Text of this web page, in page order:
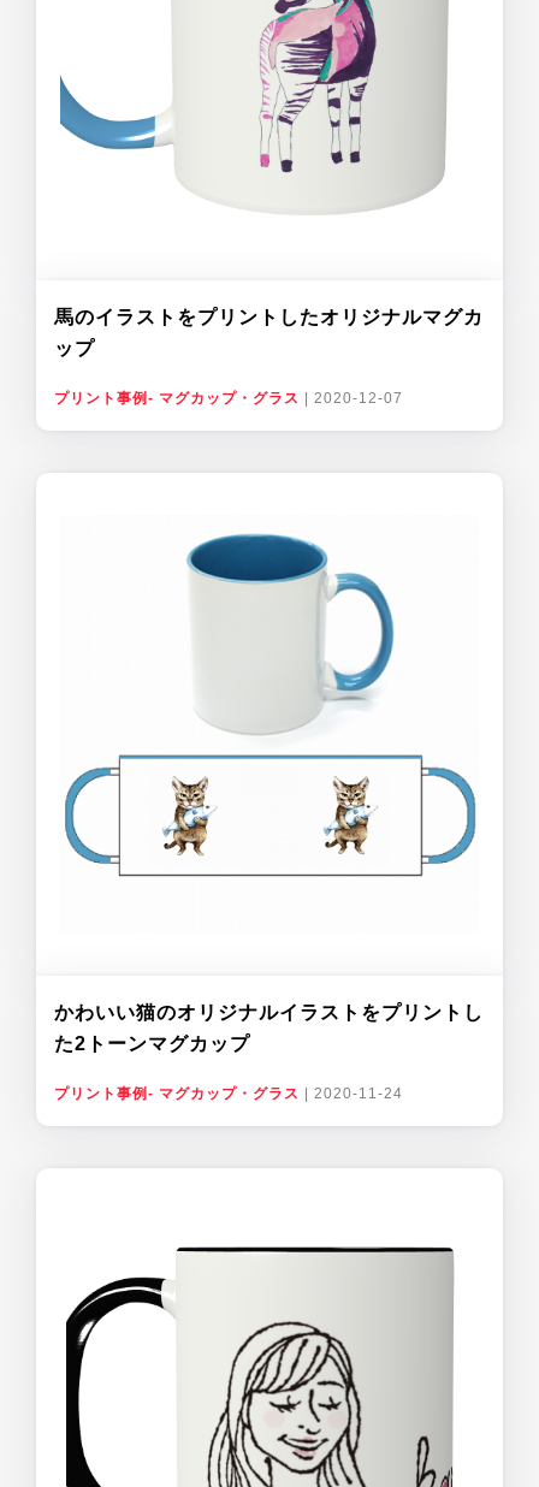
馬のイラストをプリントしたオリジナルマグカ
ップ
プリント事例- マグカップ・グラス 2020-12-07
かわいい猫のオリジナルイラストをプリントし
た2トーンマグカップ
プリント事例- マグカップ・グラス 2020-11-24